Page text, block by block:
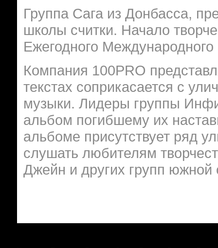
Группа Сага из Донбасса,
школы считки. Начало
Ежегодного
Компания 100PRO
текстах соприкасается с
музыки. Лидеры группы
альбом погибшему их
альбоме присутствует ряд
слушать любителям
Джейн и других групп южной